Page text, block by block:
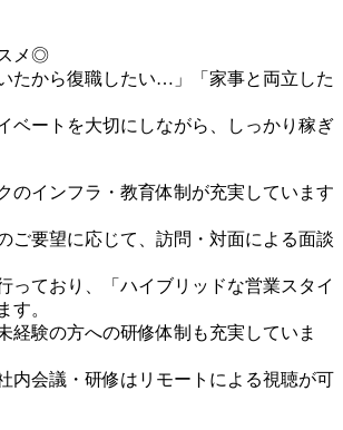
メ◎
たから復職したい…」「家事と両立した
ベートを大切にしながら、しっかり稼ぎ
インフラ・教育体制が充実しています
ご要望に応じて、訪問・対面による面談
っており、「ハイブリッドな営業スタイ
す。
経験の方への研修体制も充実していま
内会議・研修はリモートによる視聴が可